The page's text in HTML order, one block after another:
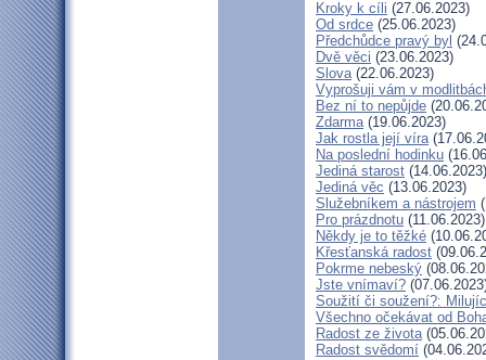
Kroky k cíli (27.06.2023)
Od srdce (25.06.2023)
Předchůdce pravý byl
Dvě věci (23.06.2023)
Slova(22.06.2023)
Vyprošuji vám v
Bez ní to nepůjde
Zdarma(19.06.2023)
Jak rostla její víra
Na poslední hodinku
Jediná starost (14.06.2023)
Jediná věc (13.06.2023)
Služebníkem a nástrojem
Pro prázdnotu (11.06.2023)
Někdy je to těžké
Křesťanská radost
Pokrme nebeský
Jste vnímaví?
Soužití či soužení?:
Všechno očekávat od
Radost ze života
Radost svědomí